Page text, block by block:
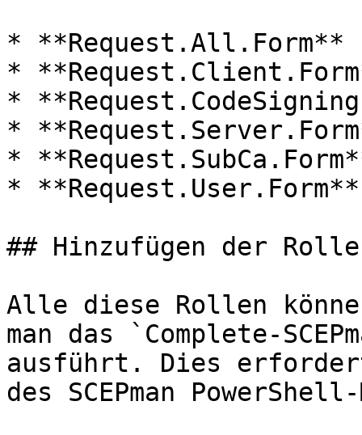
* **Request.All.Form**
*
*
*
*
* **Request.User.Form**
## Hinzufügen der
Alle diese Rollen
man das `Complete-
ausführt. Dies
des SCEPman